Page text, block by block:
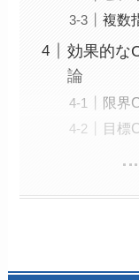
複数
効果的な
論
限界
目標